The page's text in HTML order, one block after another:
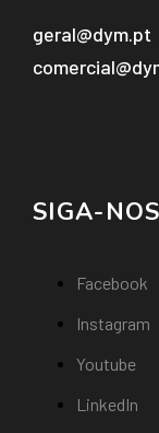
geral@dym.pt
SIGA-NOS
Facebook
Instagram
Youtube
LinkedIn